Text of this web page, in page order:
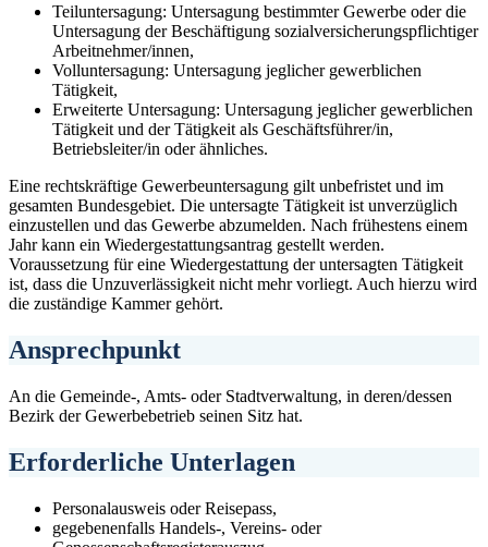
Teiluntersagung: Untersagung bestimmter Gewerbe oder die
Untersagung der Beschäftigung sozialversicherungspflichtiger
Arbeitnehmer/innen,
Volluntersagung: Untersagung jeglicher gewerblichen
Tätigkeit,
Erweiterte Untersagung: Untersagung jeglicher gewerblichen
Tätigkeit und der Tätigkeit als Geschäftsführer/in,
Betriebsleiter/in oder ähnliches.
Eine rechtskräftige Gewerbeuntersagung gilt unbefristet und im
gesamten Bundesgebiet. Die untersagte Tätigkeit ist unverzüglich
einzustellen und das Gewerbe abzumelden. Nach frühestens einem
Jahr kann ein Wiedergestattungsantrag gestellt werden.
Voraussetzung für eine Wiedergestattung der untersagten Tätigkeit
ist, dass die Unzuverlässigkeit nicht mehr vorliegt. Auch hierzu wird
die zuständige Kammer gehört.
Ansprechpunkt
An die Gemeinde-, Amts- oder Stadtverwaltung, in deren/dessen
Bezirk der Gewerbebetrieb seinen Sitz hat.
Erforderliche Unterlagen
Personalausweis oder Reisepass,
gegebenenfalls Handels-, Vereins- oder